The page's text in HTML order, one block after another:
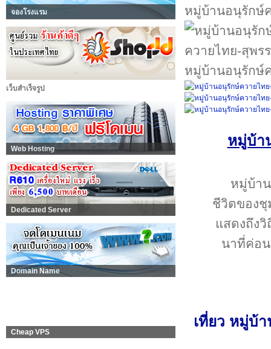
จองโรงแรม
เว็บสำเร็จรูป
Web Hosting
Dedicated Server
Domain Name
Cheap VPS
หมู่บ้านอนุรักษ์
หมู่บ้านอนุรักษ์
หมู่บ้า
หมู่บ้า
ชีวิตของ
แสดงถึง
นาที่ค่อน
เที่ยว หมู่บ้